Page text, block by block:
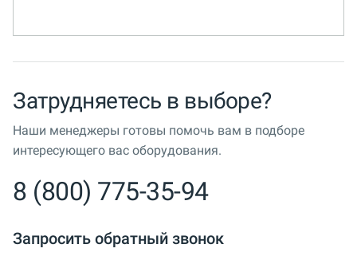
Затрудняетесь в выборе?
Наши менеджеры готовы помочь вам в подборе
интересующего вас оборудования.
8 (800) 775-35-94
Запросить обратный звонок